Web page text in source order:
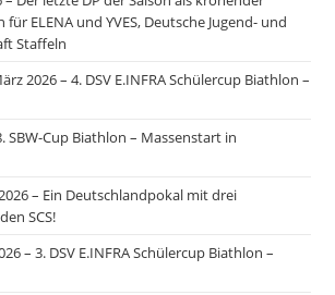
für ELENA und YVES, Deutsche Jugend- und
Staffeln
2026 – 4. DSV E.INFRA Schülercup Biathlon –
SBW-Cup Biathlon – Massenstart in
– Ein Deutschlandpokal mit drei
SCS!
– 3. DSV E.INFRA Schülercup Biathlon –